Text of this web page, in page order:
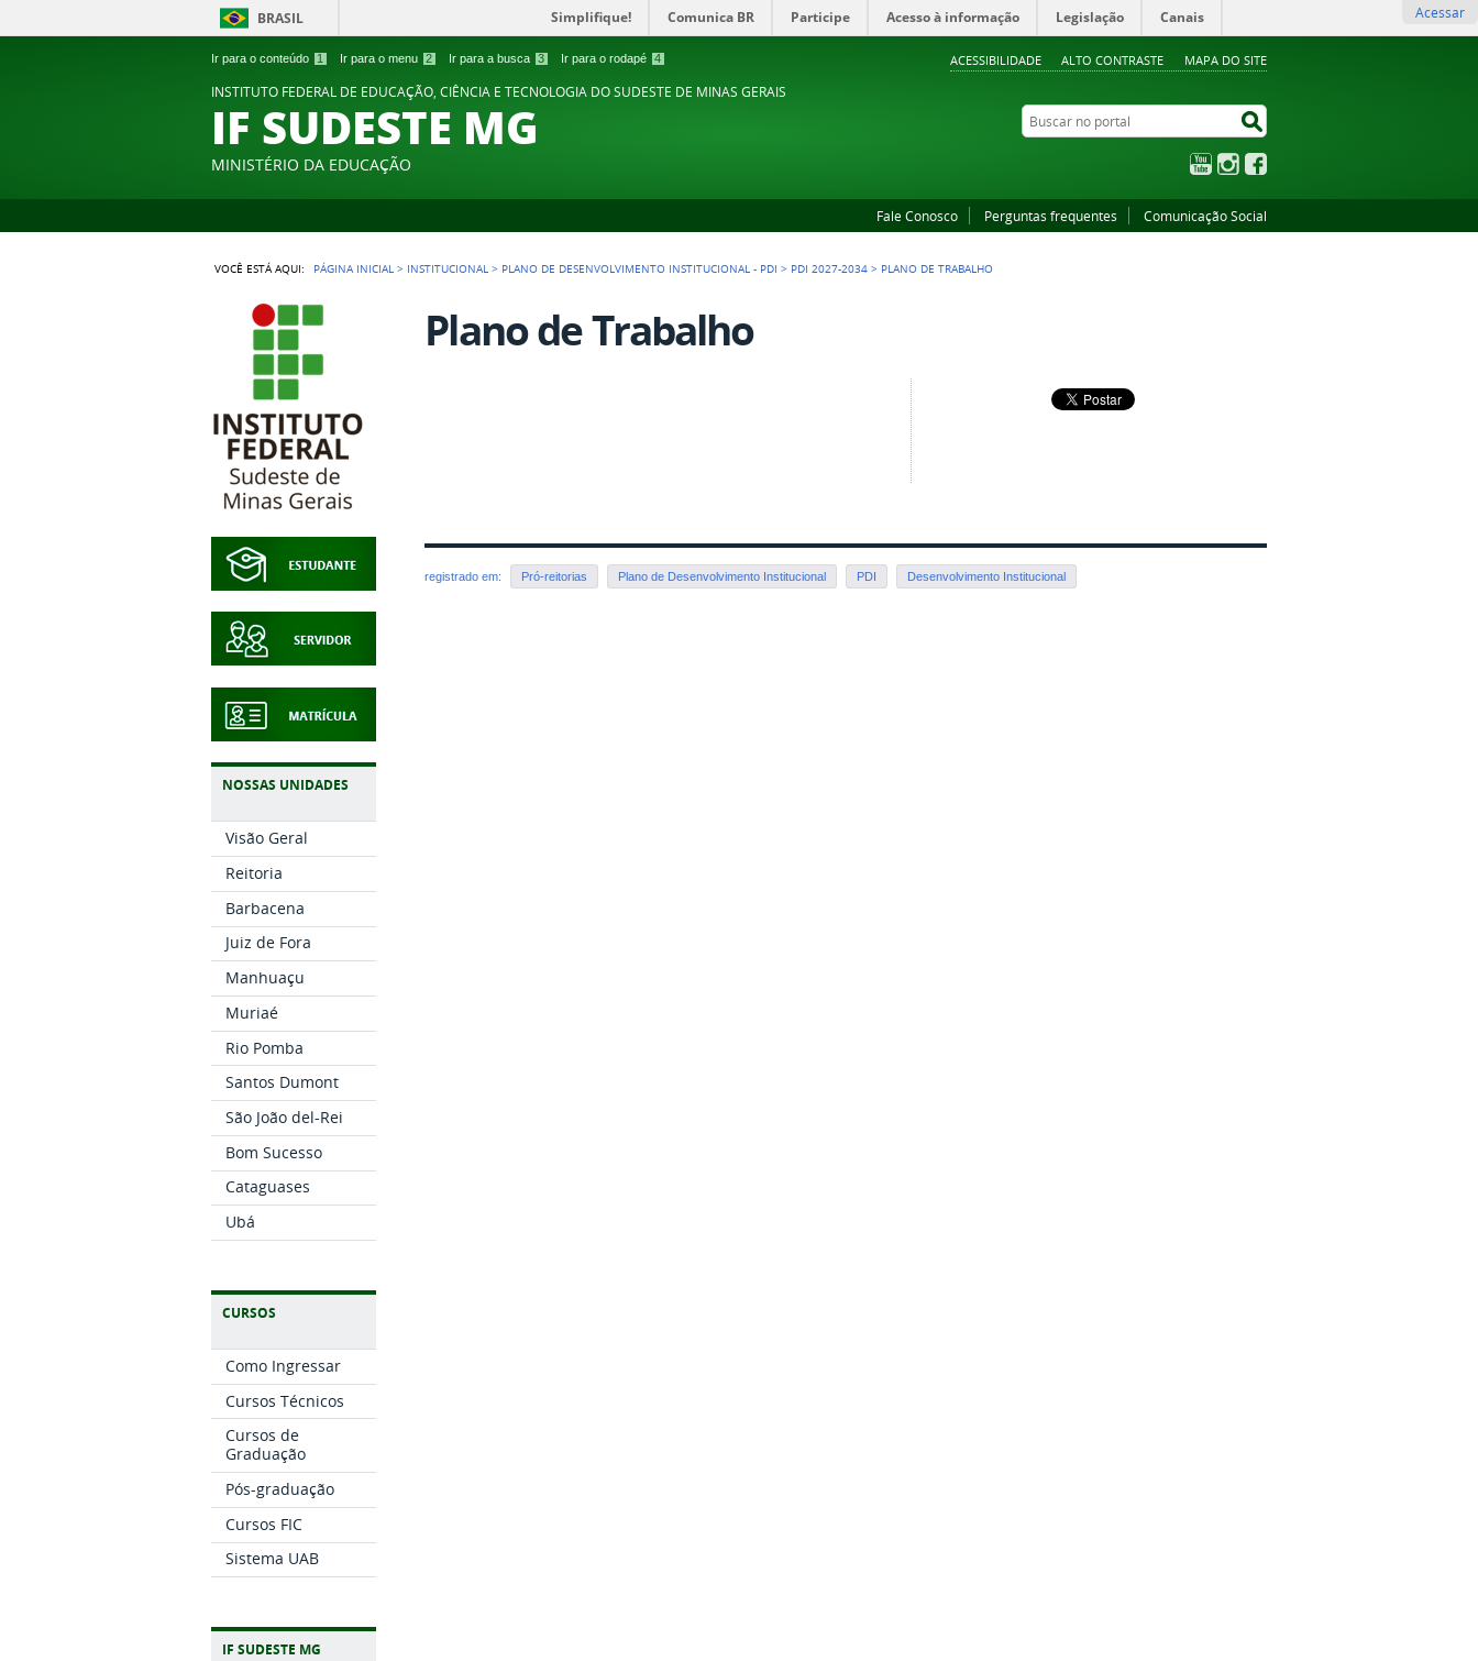
Ir para o conteúdo 1 Ir para o menu 2 Ir para a busca 3 Ir para o rodapé 4 ACESSIBILIDADE ALTO CONTRASTE MAPA DO SITE
BRASIL Simplifique! Comunica BR Participe Acesso à informação Legislação Canais Acessar
INSTITUTO FEDERAL DE EDUCAÇÃO, CIÊNCIA E TECNOLOGIA DO SUDESTE DE MINAS GERAIS
IF SUDESTE MG
MINISTÉRIO DA EDUCAÇÃO
Buscar no portal
YouTubeInstagram
Fale Conosco Perguntas frequentes Comunicação Social
VOCÊ ESTÁ AQUI: PÁGINA INICIAL > INSTITUCIONAL > PLANO DE DESENVOLVIMENTO INSTITUCIONAL - PDI > PDI 2027-2034 > PLANO DE TRABALHO
NOSSAS UNIDADES
Visão Geral
Reitoria
Barbacena
Juiz de Fora
Manhuaçu
Muriaé
Rio Pomba
Santos Dumont
São João del-Rei
Bom Sucesso
Cataguases
Ubá
CURSOS
Como Ingressar
Cursos Técnicos
Cursos de
Graduação
Pós-graduação
Cursos FIC
Sistema UAB
IF SUDESTE MG
Plano de Trabalho
registrado em: Pró-reitorias Plano de Desenvolvimento Institucional PDI Desenvolvimento Institucional